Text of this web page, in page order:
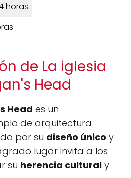
horas
de La iglesia
Head
Head es un
de arquitectura
por su diseño único y
lugar invita a los
su herencia cultural y